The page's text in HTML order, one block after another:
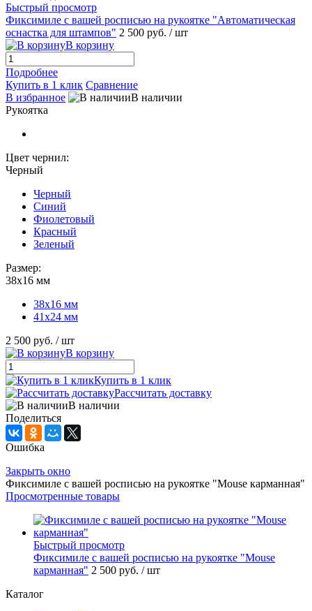
Быстрый просмотр
Фиксимиле с вашей росписью на рукоятке "Автоматическая
оснастка для штампов" 2 500 руб. / шт
В корзину
Подробнее
Купить в 1 клик Сравнение
В избранное
В наличии
Рукоятка
Цвет чернил:
Черный
Черный
Синий
Фиолетовый
Красный
Зеленый
Размер:
38х16 мм
38х16 мм
41х24 мм
2 500 руб. / шт
В корзину
Купить в 1 клик
Рассчитать доставку
В наличии
Поделиться
Ошибка
Закрыть окно
Фиксимиле с вашей росписью на рукоятке "Mouse карманная"
Просмотренные товары
Быстрый просмотр
Фиксимиле с вашей росписью на рукоятке "Mouse
карманная" 2 500 руб. / шт
Каталог